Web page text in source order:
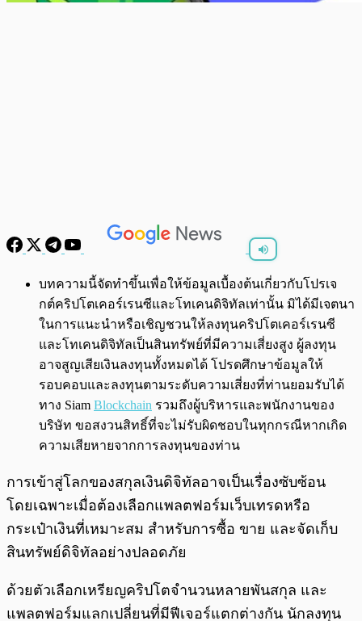
พร้อมเล่น 0:00/0:00
บทความนี้จัดทำขึ้นเพื่อให้ข้อมูลเบื้องต้นเกี่ยวกับโปรเจ
กต์คริปโตเคอร์เรนซีและโทเคนดิจิทัลเท่านั้น มิได้มีเจตนา
ในการแนะนำหรือเชิญชวนให้ลงทุนคริปโตเคอร์เรนซี
และโทเคนดิจิทัลเป็นสินทรัพย์ที่มีความเสี่ยงสูง ผู้ลงทุน
อาจสูญเสียเงินลงทุนทั้งหมดได้ โปรดศึกษาข้อมูลให้
รอบคอบและลงทุนตามระดับความเสี่ยงที่ท่านยอมรับได้
ทาง Siam Blockchain รวมถึงผู้บริหารและพนักงานของ
บริษัท ขอสงวนสิทธิ์ที่จะไม่รับผิดชอบในทุกกรณีหากเกิด
ความเสียหายจากการลงทุนของท่าน
การเข้าสู่โลกของสกุลเงินดิจิทัลอาจเป็นเรื่องซับซ้อน
โดยเฉพาะเมื่อต้องเลือกแพลตฟอร์มเว็บเทรดหรือ
กระเป๋าเงินที่เหมาะสม สำหรับการซื้อ ขาย และจัดเก็บ
สินทรัพย์ดิจิทัลอย่างปลอดภัย
ด้วยตัวเลือกเหรียญคริปโตจำนวนหลายพันสกุล และ
แพลตฟอร์มแลกเปลี่ยนที่มีฟีเจอร์แตกต่างกัน นักลงทุน